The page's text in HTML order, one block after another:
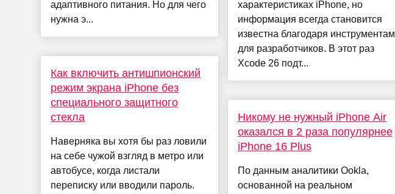
адаптивного питания. Но для чего
нужна э...
Как включить антишпионский
режим экрана iPhone без
специального защитного
стекла
Наверняка вы хотя бы раз ловили
на себе чужой взгляд в метро или
автобусе, когда листали
переписку или вводили пароль.
характеристиках iPhone, но
информация всегда становится
известна благодаря инструментам
для разработчиков. В этот раз
Xcode 26 подт...
Никому не нужный iPhone Air
оказался в 2 раза популярнее
iPhone 16 Plus
По данным аналитики Ookla,
основанной на реальном